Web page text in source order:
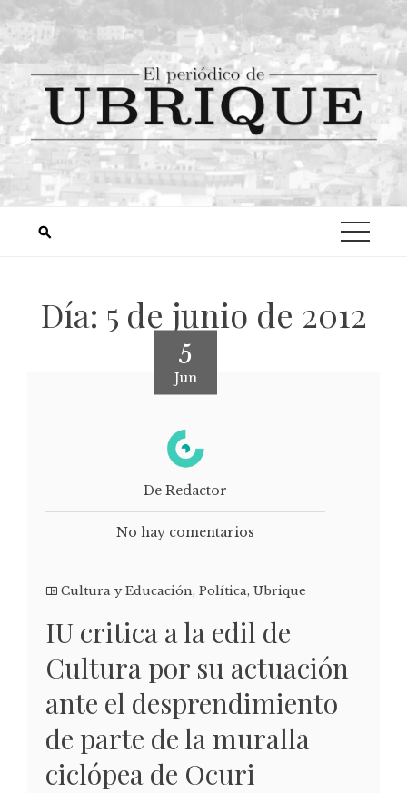
Día: 5 de junio de 2012
5
Jun
De Redactor
No hay comentarios
Cultura y Educación, Política, Ubrique
IU critica a la edil de
Cultura por su actuación
ante el desprendimiento
de parte de la muralla
ciclópea de Ocuri